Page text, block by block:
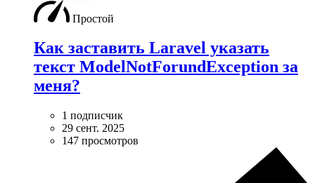
Простой
Как заставить Laravel указать
текст ModelNotForundException за
меня?
1 подписчик
29 сент. 2025
147 просмотров